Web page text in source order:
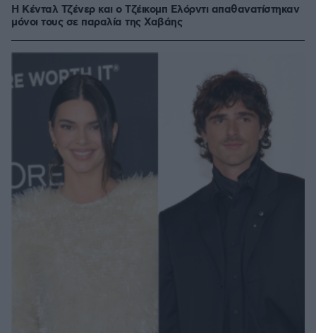
Η Κένταλ Τζένερ και ο Τζέικομπ Ελόρντι απαθανατίστηκαν
μόνοι τους σε παραλία της Χαβάης